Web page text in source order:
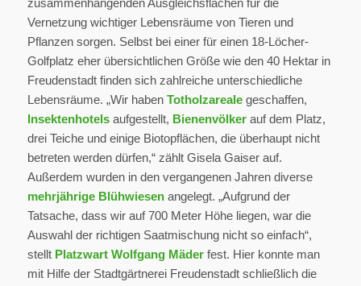
Vernetzung wichtiger Lebensräume von Tieren und
Pflanzen sorgen. Selbst bei einer für einen 18-Löcher-
Golfplatz eher übersichtlichen Größe wie den 40 Hektar in
Freudenstadt finden sich zahlreiche unterschiedliche
Lebensräume. „Wir haben Totholzarealegeschaffen,
Insektenhotelsaufgestellt, Bienenvölkerauf dem Platz,
drei Teiche und einige Biotopflächen, die überhaupt nicht
betreten werden dürfen,“ zählt Gisela Gaiser auf.
Außerdem wurden in den vergangenen Jahren diverse
mehrjährige Blühwiesenangelegt. „Aufgrund der
Tatsache, dass wir auf 700 Meter Höhe liegen, war die
Auswahl der richtigen Saatmischung nicht so einfach“,
stellt Platzwart Wolfgang Mäderfest. Hier konnte man
mit Hilfe der Stadtgärtnerei Freudenstadt schließlich die